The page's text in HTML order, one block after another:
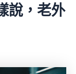
說，老外